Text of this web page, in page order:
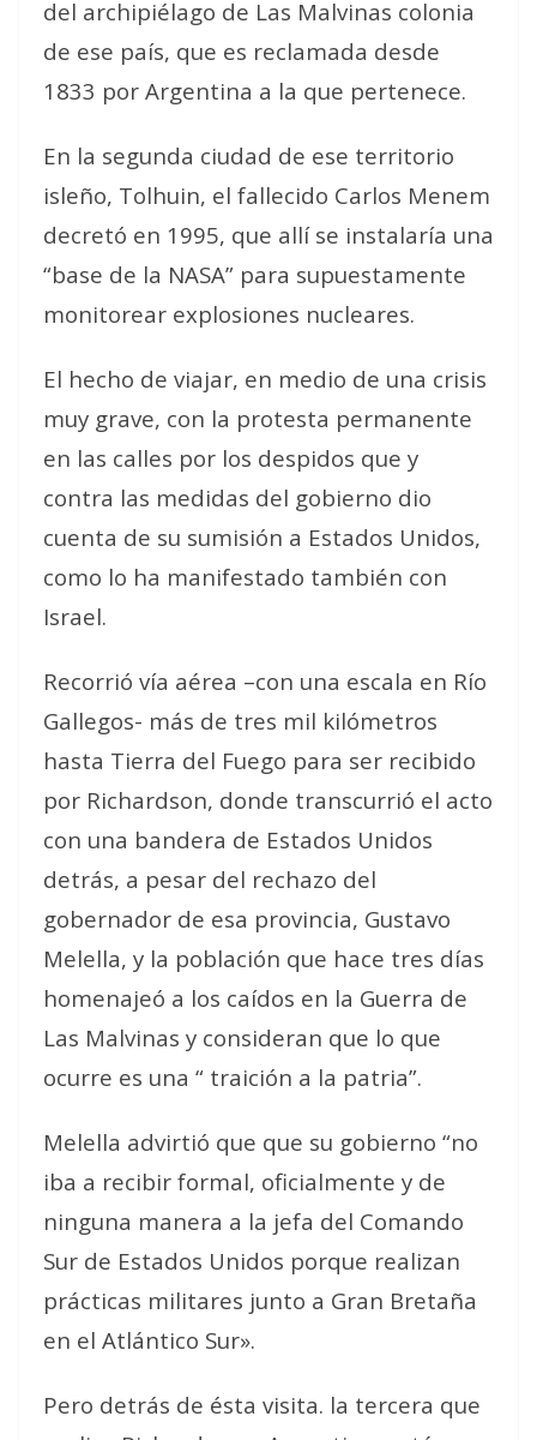
del archipiélago de Las Malvinas colonia
de ese país, que es reclamada desde
1833 por Argentina a la que pertenece.
En la segunda ciudad de ese territorio
isleño, Tolhuin, el fallecido Carlos Menem
decretó en 1995, que allí se instalaría una
“base de la NASA” para supuestamente
monitorear explosiones nucleares.
El hecho de viajar, en medio de una crisis
muy grave, con la protesta permanente
en las calles por los despidos que y
contra las medidas del gobierno dio
cuenta de su sumisión a Estados Unidos,
como lo ha manifestado también con
Israel.
Recorrió vía aérea –con una escala en Río
Gallegos- más de tres mil kilómetros
hasta Tierra del Fuego para ser recibido
por Richardson, donde transcurrió el acto
con una bandera de Estados Unidos
detrás, a pesar del rechazo del
gobernador de esa provincia, Gustavo
Melella, y la población que hace tres días
homenajeó a los caídos en la Guerra de
Las Malvinas y consideran que lo que
ocurre es una “ traición a la patria”.
Melella advirtió que que su gobierno “no
iba a recibir formal, oficialmente y de
ninguna manera a la jefa del Comando
Sur de Estados Unidos porque realizan
prácticas militares junto a Gran Bretaña
en el Atlántico Sur».
Pero detrás de ésta visita. la tercera que